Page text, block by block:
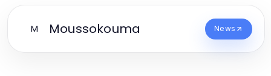
M Moussokouma News